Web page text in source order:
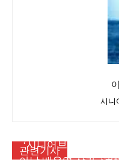
시니
관련기사
‘시니어브리지 아카
아남 배옥영 작가, ‘